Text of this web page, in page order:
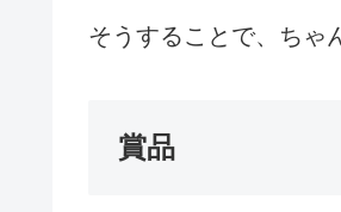
そうすることで、ちゃ
賞品